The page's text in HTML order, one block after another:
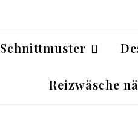
Schnittmuster
Reizwäsche